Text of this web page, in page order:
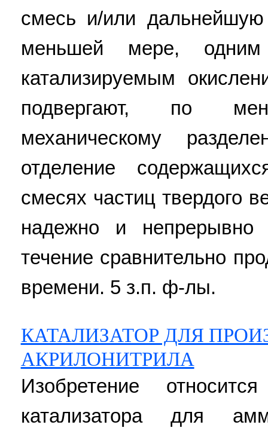
смесь и/или
меньшей мере, одним
катализируемым
подвергают, по
механическому
отделение
смесях частиц твердого
надежно и непрерывно
течение сравнительно
времени. 5 з.п. ф-лы.
КАТАЛИЗАТОР ДЛЯ
АКРИЛОНИТРИЛА
Изобретение
катализатора для